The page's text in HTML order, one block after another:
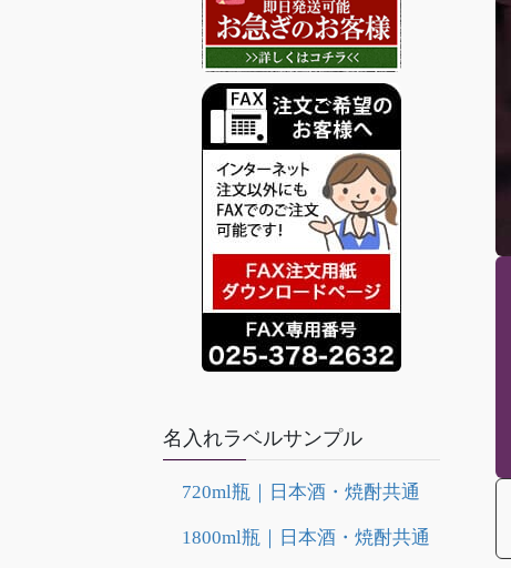
名入れラベルサンプル
720ml瓶｜日本酒・焼酎共通
1800ml瓶｜日本酒・焼酎共通